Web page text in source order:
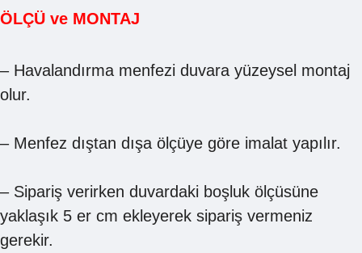
ÖLÇÜ ve MONTAJ
– Havalandırma menfezi duvara yüzeysel montaj
olur.
– Menfez dıştan dışa ölçüye göre imalat yapılır.
– Sipariş verirken duvardaki boşluk ölçüsüne
yaklaşık 5 er cm ekleyerek sipariş vermeniz
gerekir.